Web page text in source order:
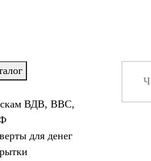
ВДВ, ВВС,
для денег